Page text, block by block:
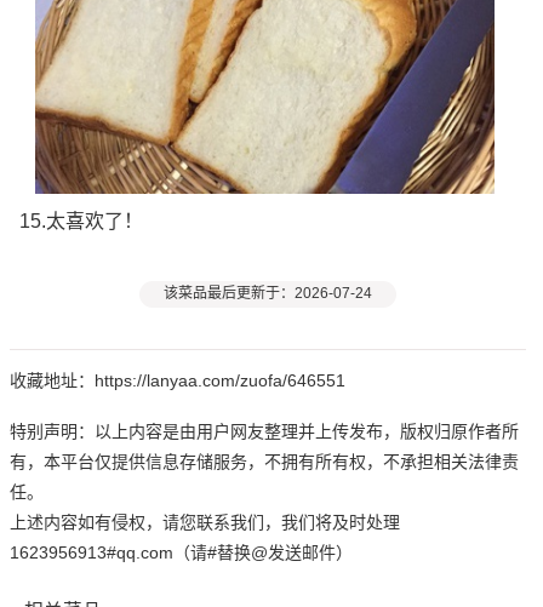
15.太喜欢了！
该菜品最后更新于：2026-07-24
收藏地址：https://lanyaa.com/zuofa/646551
特别声明：以上内容是由用户网友整理并上传发布，版权归原作者所
有，本平台仅提供信息存储服务，不拥有所有权，不承担相关法律责
任。
上述内容如有侵权，请您联系我们，我们将及时处理
1623956913#qq.com（请#替换@发送邮件）